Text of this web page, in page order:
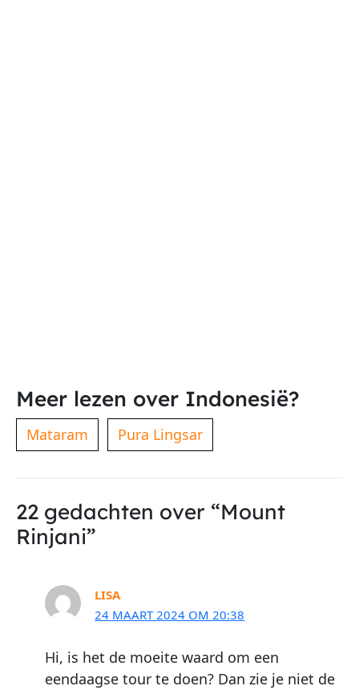
Meer lezen over Indonesië?
Mataram Pura Lingsar
22 gedachten over “Mount
Rinjani”
LISA
24 MAART 2024 OM 20:38
Hi, is het de moeite waard om een
eendaagse tour te doen? Dan zie je niet de